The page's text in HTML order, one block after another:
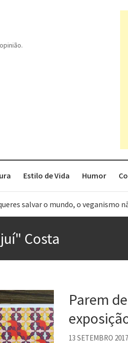
Estilo de Vida Humor
que filmar isso daí
a fracassar é o segredo do
Calligaris prega o “direito à
de Jorge Luis Borges
obrigatório é correto?
salvar o mundo, o veganismo
Costa
Parem
13 SETEMBRO 2017